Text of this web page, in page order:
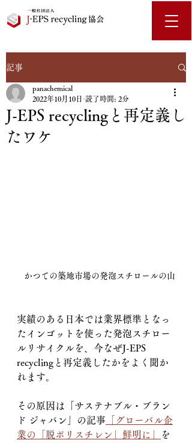
記事
J-EPS recyclingと再定義し
たワケ
panachemical
2022年10月10日 読了時間: 2分
かつての築地市場の発泡スチロールの山
実績のある日本では業界標準となっ
たインゴットを使った発泡スチロー
ルリサイクルを、今なぜJ-EPS
recyclingと再定義したかをよく聞か
れます。
その原因は「サステナブル・ブラン
ド ジャパン」の記事 「グローバル企
業の「脱ポリスチレン」鮮明に」
を